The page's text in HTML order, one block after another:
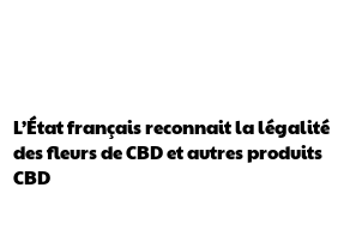
L’État français reconnait la légalité
des fleurs de CBD et autres produits
CBD